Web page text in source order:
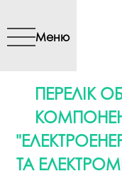
Меню
ПЕРЕЛІК
ТА